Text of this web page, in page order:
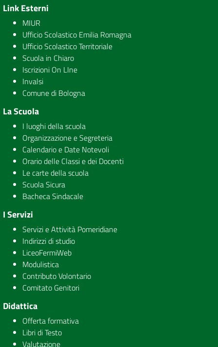
Link Esterni
MIUR
Ufficio Scolastico Emilia Romagna
Ufficio Scolastico Territoriale
Scuola in Chiaro
Iscrizioni On LIne
Invalsi
Comune di Bologna
La Scuola
I luoghi della scuola
Organizzazione e Segreteria
Calendario e Date Notevoli
Orario delle Classi e dei Docenti
Le carte della scuola
Scuola Sicura
Bacheca Sindacale
I Servizi
Servizi e Attività Pomeridiane
Indirizzi di studio
LiceoFermiWeb
Modulistica
Contributo Volontario
Comitato Genitori
Didattica
Offerta formativa
Libri di Testo
Valutazione